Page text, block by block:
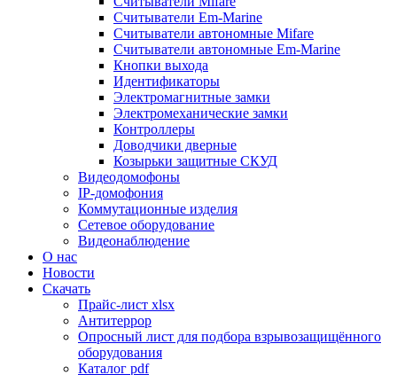
Считыватели Еm-Marine
Считыватели автономные Mifare
Считыватели автономные Em-Marine
Кнопки выхода
Идентификаторы
Электромагнитные замки
Электромеханические замки
Контроллеры
Доводчики дверные
Козырьки защитные СКУД
Видеодомофоны
IP-домофония
Коммутационные изделия
Сетевое оборудование
Видеонаблюдение
О нас
Новости
Скачать
Прайс-лист xlsx
Антитеррор
Опросный лист для подбора взрывозащищённого
оборудования
Каталог pdf